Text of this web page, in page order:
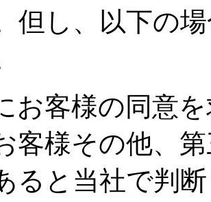
但し、以下の
お客様の同意
客様その他、
ると当社で判